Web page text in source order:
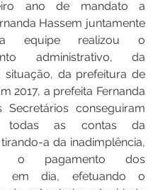
ano de mandato a
Hassem juntamente
equipe realizou o
administrativo, da
situação, da prefeitura de
2017, a prefeita Fernanda
conseguiram
todas as contas da
a da inadimplência,
o pagamento dos
em dia, efetuando o